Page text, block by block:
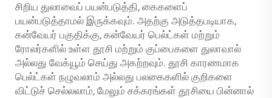
சிறிய துலாவைப் பயன்படுத்தி, கைகளைப்
பயன்படுத்தாமல் இருக்கவும். அதற்கு அடுத்தபடியாக,
கன்வேயர் பகுதிக்கு, கன்வேயர் பெல்ட்கள் மற்றும்
ரோலர்களில் உள்ள தூசி மற்றும் குப்பைகளை துலாவால்
அல்லது வேக்யூம் செய்து அகற்றவும். தூசி காரணமாக
பெல்ட்கள் நழுவலாம் அல்லது பலகைகளில் குறிகளை
விட்டுச் செல்லலாம், மேலும் சக்கரங்கள் தூசியை பின்னால்